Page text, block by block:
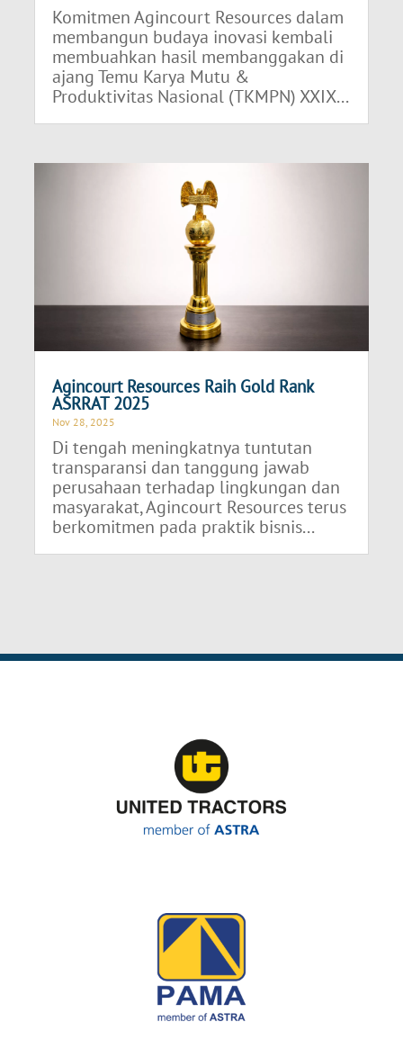
Komitmen Agincourt Resources dalam
membangun budaya inovasi kembali
membuahkan hasil membanggakan di
ajang Temu Karya Mutu &
Produktivitas Nasional (TKMPN) XXIX...
Agincourt Resources Raih Gold Rank
ASRRAT 2025
Nov 28, 2025
Di tengah meningkatnya tuntutan
transparansi dan tanggung jawab
perusahaan terhadap lingkungan dan
masyarakat, Agincourt Resources terus
berkomitmen pada praktik bisnis...